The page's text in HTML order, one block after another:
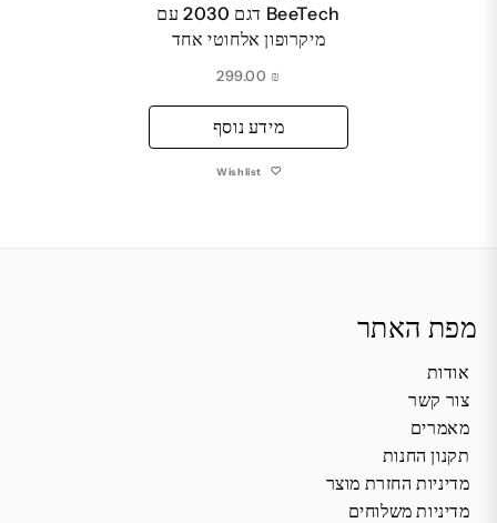
BeeTech דגם 2030 עם
מיקרופון אלחוטי אחד
₪
מידע נוסף
Wishlist
מפת האתר
אודות
צור קשר
מאמרים
תקנון החנות
מדיניות החזרת מוצר
מדיניות משלוחים